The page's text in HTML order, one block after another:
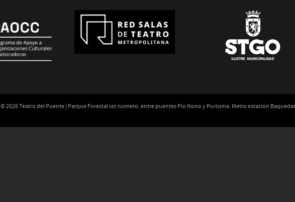
© 2026 Teatro del Puente | Parque Forestal sin número, entre puentes Pio Nono y Purísima. Metro estación